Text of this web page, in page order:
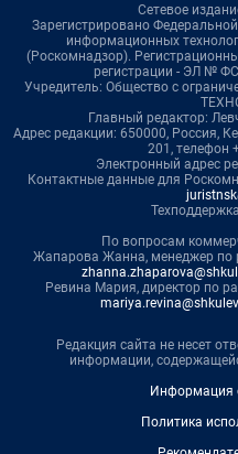
Сетевое
Зарегистрировано
информационных
(Роскомнадзор).
регистрации - ЭЛ №
Учредитель: Общество с
Главный редактор:
Адрес редакции: 650000, Россия,
201, телефон
Электронный адрес
Контактные данные для
По вопросам
Жапарова Жанна, менеджер по
Ревина Мария, директор по
Редакция сайта не несет
информации,
Информация
Политика